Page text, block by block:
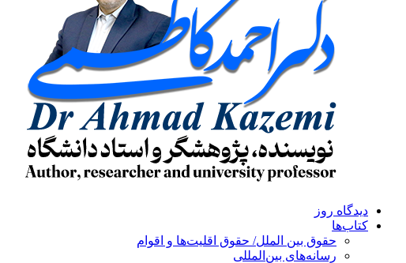
دیدگاه روز
کتاب‌ها
حقوق بین الملل/ حقوق اقلیت‌ها و اقوام
رسانه‌های بین‌المللی